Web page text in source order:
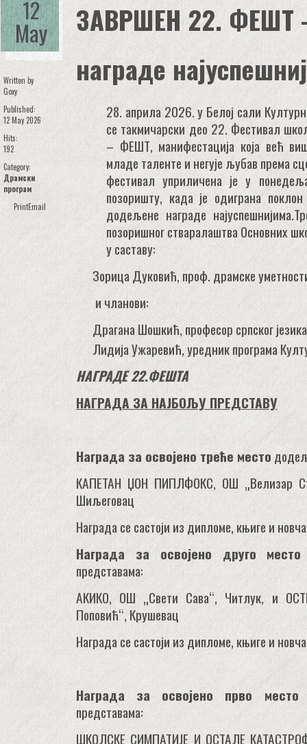
12
May
Written by
Goxy
Published:
12 May 2026
Hits:
192
Category:
Драмски
програм
PrintEmail
ЗАВРШЕН 22. ФЕШТ
наградe
28. априла 2026. у Белој сали
се такмичарски део 22. Фестивал
– ФЕШТ, манифестација која већ
младе таленте и негује љубав према
фестивал уприличена је у
позоришту, када је одиграна
додељене награде
позоришног стваралаштва Основних
у саставу:
Зорица Дуковић, проф. драмске
и чланови:
Драгана Шошкић, професор српског
Лидија Ужаревић, уредник програма
НАГРАДЕ 22.ФЕШТА
НАГРАДА ЗА НАЈБОЉУ ПРЕДСТАВУ
Награда за освојено треће место
КАПЕТАН ЏОН ПИПЛФОКС, ОШ „Велизар
Шиљеговац
Награда се састоји из дипломе, књиге и
Награда за освојено друго место
представама:
АКИКО, ОШ „Свети Сава“, Читлук, и
Поповић“, Крушевац
Награда се састоји из дипломе, књиге и
Награда за освојено прво место
представама:
ШКОЛСКЕ СИМПАТИЈЕ И ОСТАЛЕ